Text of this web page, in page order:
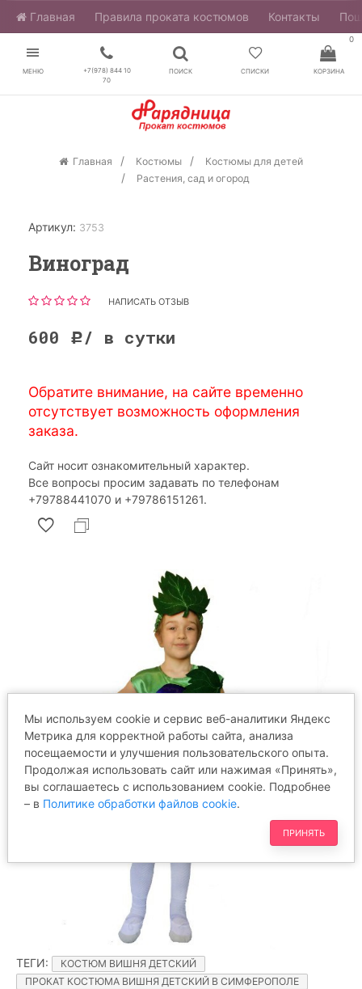
Главная ​Правила проката костюмов Контакты
МЕНЮ
+7(978) 844 10
70
ПОИСК СПИСКИ
0
КОРЗИНА
Главная Костюмы
Костюмы для детей
Растения, сад и огород
Артикул: 3753
Виноград
НАПИСАТЬ ОТЗЫВ
600 Р / в сутки
Обратите внимание, на сайте временно
отсутствует возможность оформления
заказа.
Сайт носит ознакомительный характер.
Все вопросы просим задавать по телефонам
‎+79788441070 и ‎+79786151261.
ТЕГИ:
КОСТЮМ ВИШНЯ ДЕТСКИЙ
ПРОКАТ КОСТЮМА ВИШНЯ ДЕТСКИЙ В СИМФЕРОПОЛЕ
Мы используем cookie и сервис веб-аналитики Яндекс
Метрика для корректной работы сайта, анализа
посещаемости и улучшения пользовательского опыта.
Продолжая использовать сайт или нажимая «Принять»,
вы соглашаетесь с использованием cookie. Подробнее
– в Политике обработки файлов cookie.
ПРИНЯТЬ